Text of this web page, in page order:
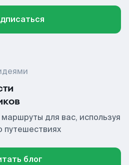
для вас, используя
путешествиях
блог